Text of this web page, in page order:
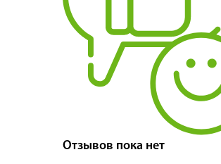
Отзывов пока нет